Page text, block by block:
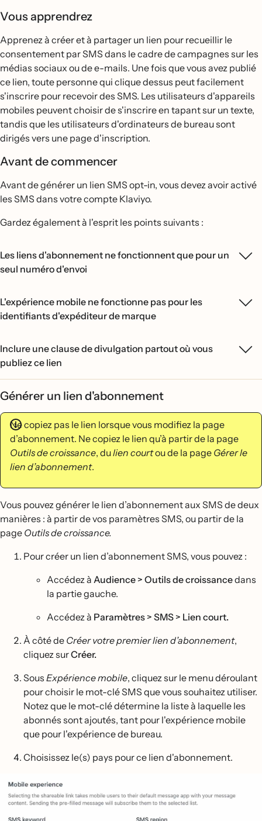
Vous apprendrez
Apprenez à créer et à partager un lien pour recueillir le
consentement par SMS dans le cadre de campagnes sur les
médias sociaux ou de e-mails. Une fois que vous avez publié
ce lien, toute personne qui clique dessus peut facilement
s'inscrire pour recevoir des SMS. Les utilisateurs d'appareils
mobiles peuvent choisir de s'inscrire en tapant sur un texte,
tandis que les utilisateurs d'ordinateurs de bureau sont
dirigés vers une page d'inscription.
Avant de commencer
Avant de générer un lien SMS opt-in, vous devez avoir activé
les SMS dans votre compte Klaviyo.
Gardez également à l'esprit les points suivants :
Les liens d'abonnement ne fonctionnent que pour un
seul numéro d'envoi
L'expérience mobile ne fonctionne pas pour les
identifiants d'expéditeur de marque
Inclure une clause de divulgation partout où vous
publiez ce lien
Générer un lien d'abonnement
Ne copiez pas le lien lorsque vous modifiez la page
d’abonnement. Ne copiez le lien qu’à partir de la page
Outils de croissance, dulien courtou de la page Gérer le
lien d’abonnement.
Vous pouvez générer le lien d’abonnement aux SMS de deux
manières : à partir de vos paramètres SMS, ou partir de la
page Outils de croissance.
Pour créer un lien d’abonnement SMS, vous pouvez :
Accédez à Audience > Outils de croissancedans
la partie gauche.
Accédez à Paramètres > SMS > Lien court.
À côté de Créer votre premier lien d’abonnement,
cliquez surCréer.
Sous Expérience mobile, cliquez sur le menu déroulant
pour choisir le mot-clé SMS que vous souhaitez utiliser.
Notez que le mot-clé détermine la liste à laquelle les
abonnés sont ajoutés, tant pour l'expérience mobile
que pour l'expérience de bureau.
Choisissez le(s) pays pour ce lien d'abonnement.